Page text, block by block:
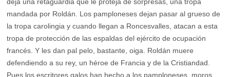
deja una retaguardia que le proteja de sorpresas, una tropa
mandada por Roldán. Los pamploneses dejan pasar al grueso de
la tropa carolingia y cuando llegan a Roncesvalles, atacan a esta
tropa de protección de las espaldas del ejército de ocupación
francés. Y les dan pal pelo, bastante, oiga. Roldán muere
defendiendo a su rey, un héroe de Francia y de la Cristiandad.
Pues los escritores galos han hecho a los pamploneses, moros.